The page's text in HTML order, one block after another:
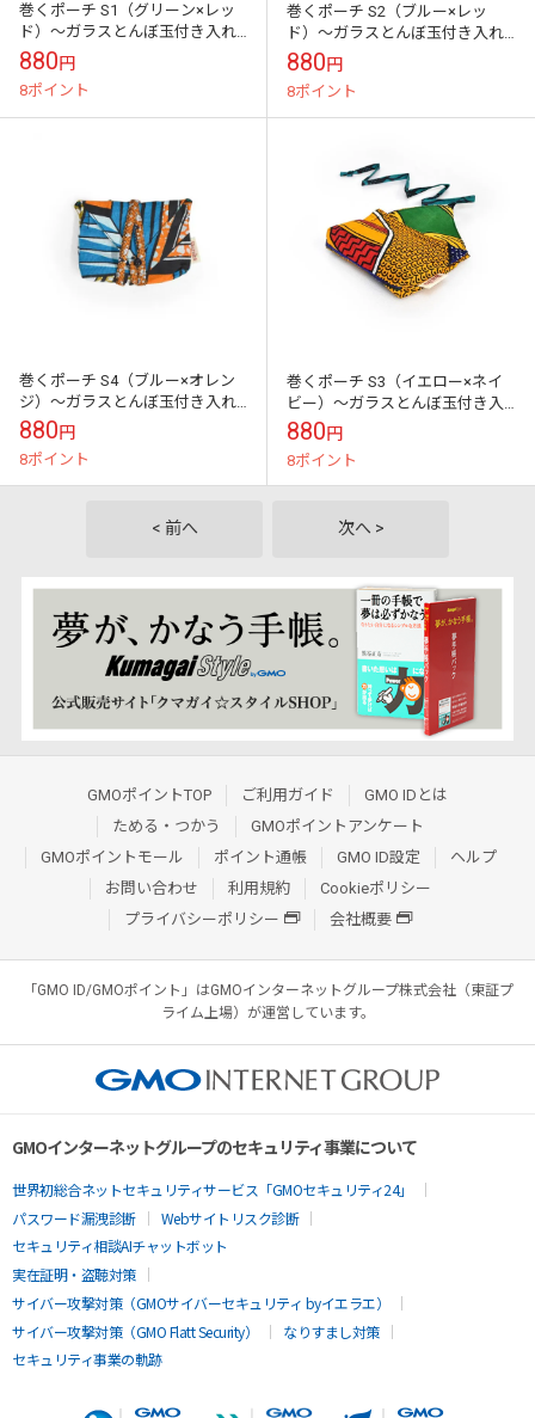
巻くポーチ S1（グリーン×レッ
ド）～ガラスとんぼ玉付き入れ
る物を選ばないヒモ巻き仕様乗
車カードケース・アクセサリー
収納に
880円
8ポイント
巻くポーチ S2（ブルー×レッ
ド）～ガラスとんぼ玉付き入れ
る物を選ばないヒモ巻き仕様乗
車カードケース・アクセサリー
収納に
880円
8ポイント
巻くポーチ S4（ブルー×オレン
ジ）～ガラスとんぼ玉付き入れ
る物を選ばないヒモ巻き仕様乗
車カードケース・アクセサリー
収納に
880円
8ポイント
巻くポーチ S3（イエロー×ネイ
ビー）～ガラスとんぼ玉付き入
れる物を選ばないヒモ巻き仕様
乗車カードケース・アクセサリ
ー収納に
880円
8ポイント
< 前へ 次へ >
GMOポイントTOP ご利用ガイド
GMO IDとは
ためる・つかう
GMOポイントアンケート
GMOポイントモール
ポイント通帳 GMO ID設定
ヘルプ
お問い合わせ
利用規約
Cookieポリシー
プライバシーポリシー
会社概要
「GMO ID/GMOポイント」はGMOインターネットグループ株式会社（東証プ
ライム上場）が運営しています。
GMOインターネットグループのセキュリティ事業について
世界初総合ネットセキュリティサービス「GMOセキュリティ24」
パスワード漏洩診断
Webサイトリスク診断
セキュリティ相談AIチャットボット
実在証明・盗聴対策
サイバー攻撃対策（GMOサイバーセキュリティ byイエラエ）
サイバー攻撃対策（GMO Flatt Security）
なりすまし対策
セキュリティ事業の軌跡